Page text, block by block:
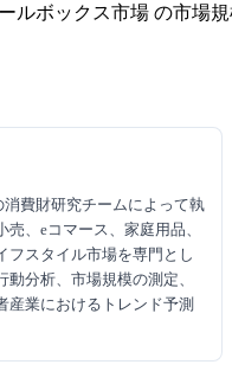
ルボックス市場 の市場
消費財研究チームによって執
、eコマース、家庭用品、
フスタイル市場を専門とし
分析、市場規模の測定、
産業におけるトレンド予測